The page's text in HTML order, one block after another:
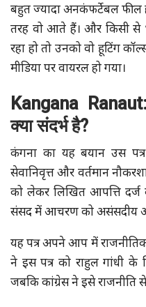
बहुत ज्यादा अनकंफर्टेबल फील
तरह वो आते हैं। और किसी से
रहा हो तो उनको वो हूटिंग
मीडिया पर वायरल हो गया।
Kangana
क्या संदर्भ है?
कंगना का यह बयान उस
सेवानिवृत्त और वर्तमान
को लेकर लिखित आपत्ति दर्ज
संसद में आचरण को असंसदीय
यह पत्र अपने आप में
ने इस पत्र को राहुल गांधी
जबकि कांग्रेस ने इसे राजनीति